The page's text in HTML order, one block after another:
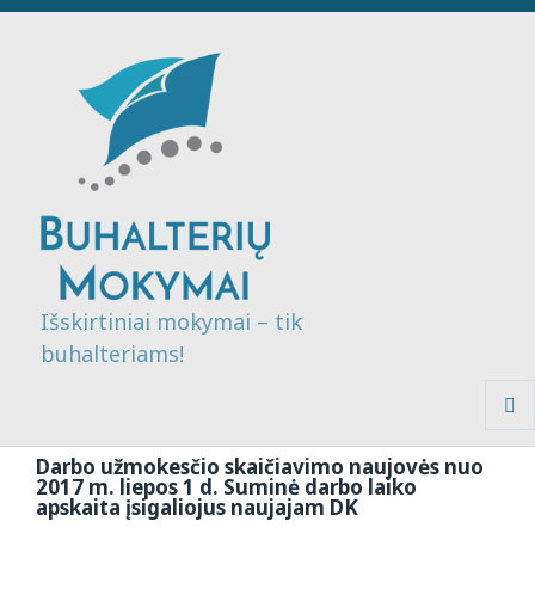
Išskirtiniai mokymai – tik
buhalteriams!
Darbo užmokesčio skaičiavimo naujovės nuo
2017 m. liepos 1 d. Suminė darbo laiko
apskaita įsigaliojus naujajam DK